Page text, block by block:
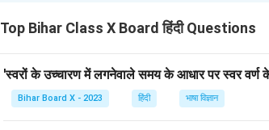
Download Solution in PDF
Top Bihar Class X Board हिंदी Questions
'स्वरों के उच्चारण में लगनेवाले समय के आधार पर स्वर वर्ण
Bihar Board X - 2023 हिंदी भाषा विज्ञान